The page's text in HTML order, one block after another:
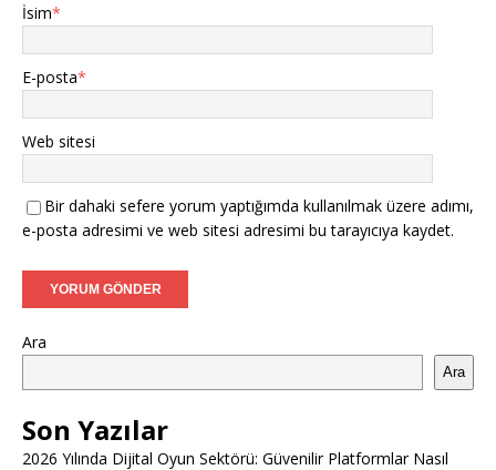
İsim*
E-posta*
Web sitesi
Bir dahaki sefere yorum yaptığımda kullanılmak üzere adımı,
e-posta adresimi ve web sitesi adresimi bu tarayıcıya kaydet.
Ara
Ara
Son Yazılar
2026 Yılında Dijital Oyun Sektörü: Güvenilir Platformlar Nasıl